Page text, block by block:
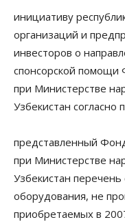
инициативу
организаций и
инвесторов о
спонсорской помощи
при Министерстве
Узбекистан
представленный
при Министерстве
Узбекистан
оборудования, не
приобретаемых в